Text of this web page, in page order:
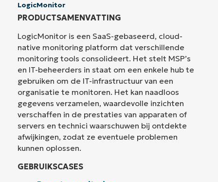
LogicMonitor
PRODUCTSAMENVATTING
LogicMonitor is een SaaS-gebaseerd, cloud-
native monitoring platform dat verschillende
monitoring tools consolideert. Het stelt MSP’s
en IT-beheerders in staat om een enkele hub te
gebruiken om de IT-infrastructuur van een
organisatie te monitoren. Het kan naadloos
gegevens verzamelen, waardevolle inzichten
verschaffen in de prestaties van apparaten of
servers en technici waarschuwen bij ontdekte
afwijkingen, zodat ze eventuele problemen
kunnen oplossen.
GEBRUIKSCASES